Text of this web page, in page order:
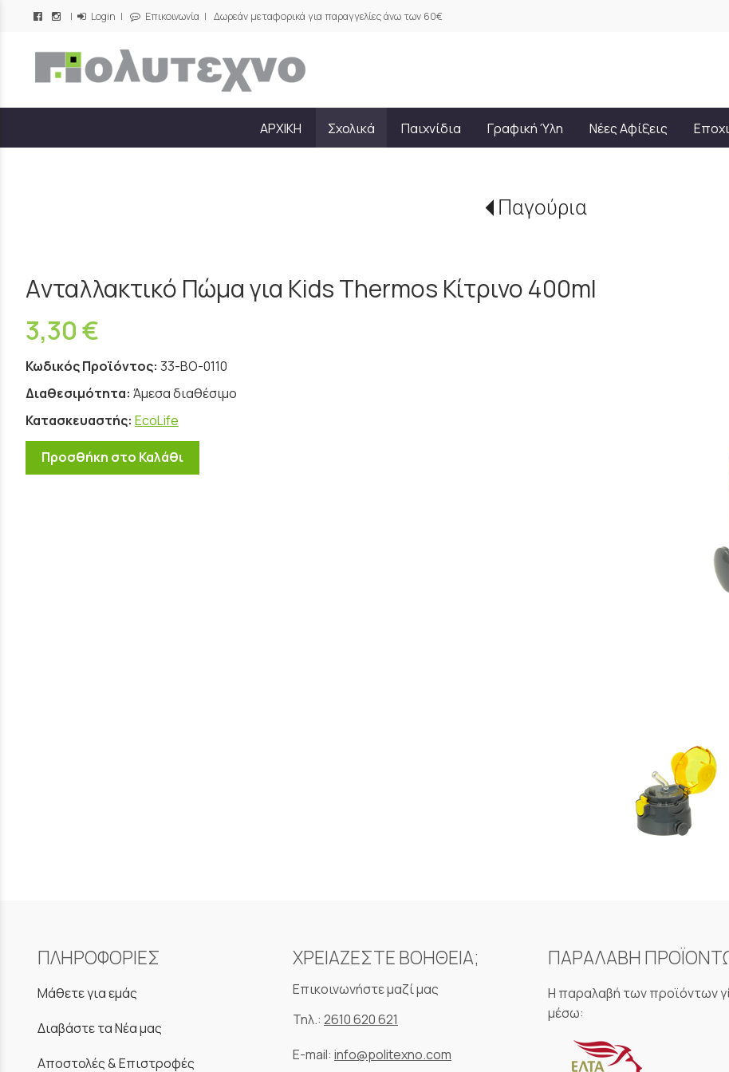
| Login | Επικοινωνία | Δωρεάν μεταφορικά για παραγγελίες άνω των 60€
/
ΑΡΧΙΚΗ Σχολικά Παιχνίδια Γραφική Ύλη Νέες Αφίξεις
Παγούρια
Aνταλλακτικό Πώμα για Kids Thermos Κίτρινο 400ml
3,30 €
Κωδικός Προϊόντος: 33-BO-0110
Διαθεσιμότητα: Άμεσα διαθέσιμο
Κατασκευαστής: EcoLife
Προσθήκη στο Καλάθι
ΠΛΗΡΟΦΟΡΙΕΣ
Μάθετε για εμάς
Διαβάστε τα Νέα μας
Αποστολές & Επιστροφές
ΧΡΕΙΑΖΕΣΤΕ ΒΟΗΘΕΙΑ;
Επικοινωνήστε μαζί μας
Τηλ.: 2610 620 621
E-mail: info@politexno.com
ΠΑΡΑΛΑΒΗ
Η παραλαβή των προϊόντων
μέσω: